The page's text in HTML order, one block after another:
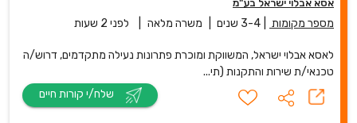
אסא אבלוי ישראל בע"מ
מספר מקומות 3-4 שנים משרה מלאה לפני 2 שעות
לאסא אבלוי ישראל, המשווקת ומוכרת פתרונות נעילה מתקדמים, דרוש/ה
טכנאי/ת שירות והתקנות (תי...